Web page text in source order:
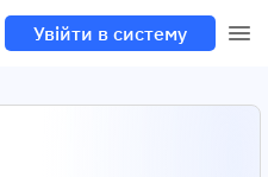
Увійти в систему